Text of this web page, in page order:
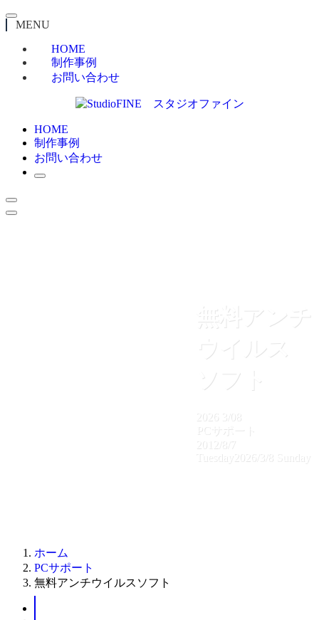
MENU
HOME
制作事例
お問い合わせ
HOME
制作事例
お問い合わせ
無料アンチ
ウイルス
ソフト
2026
3/08
PCサポート
2012/8/7
Tuesday
2026/3/8 Sunday
ホーム
PCサポート
無料アンチウイルスソフト